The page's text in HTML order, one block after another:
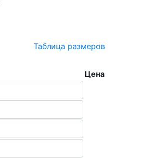
Таблица размеров
Цена